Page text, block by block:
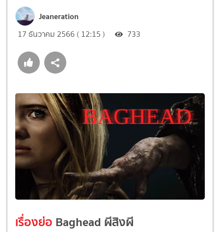
Jeaneration
17 ธันวาคม 2566 ( 12:15 ) 733
เรื่องย่อ Baghead ผีสิงผี